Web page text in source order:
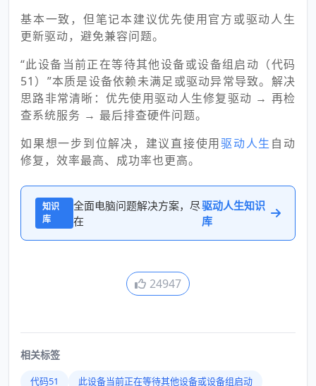
基本一致，但笔记本建议优先使用官方或驱动人生
更新驱动，避免兼容问题。
“此设备当前正在等待其他设备或设备组启动（代码
51）”本质是设备依赖未满足或驱动异常导致。解决
思路非常清晰：优先使用驱动人生修复驱动 → 再检
查系统服务 → 最后排查硬件问题。
如果想一步到位解决，建议直接使用驱动人生 自动
修复，效率最高、成功率也更高。
知识
库
全面电脑问题解决方案，尽
在
驱动人生知识
库
24947
相关标签
代码51 此设备当前正在等待其他设备或设备组启动